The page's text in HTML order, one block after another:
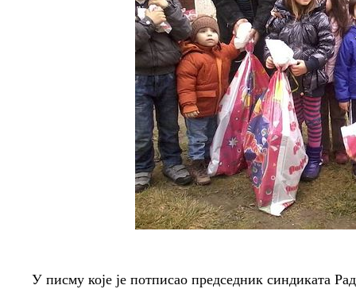
У писму које је потписао председник синдиката